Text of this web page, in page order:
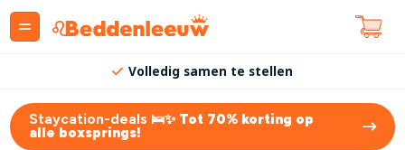
Volledig samen te stellen
Staycation-deals 🛌✨Tot 70% korting op
alle boxsprings!